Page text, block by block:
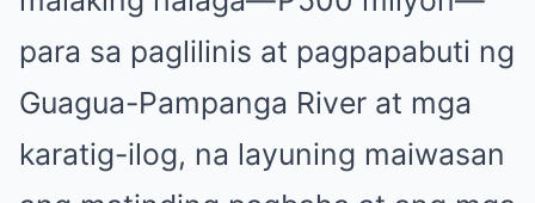
para sa paglilinis at pagpapabuti ng
Guagua-Pampanga River at mga
karatig-ilog, na layuning maiwasan